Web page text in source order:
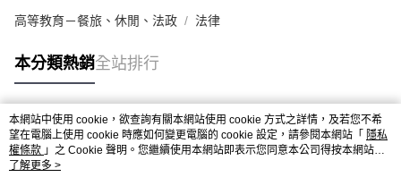
高等教育－餐旅、休閒、法政 法律
本分類熱銷全站排行
熱門標籤
本網站中使用 cookie，欲查詢有關本網站使用 cookie 方式之詳情，及若您不希
望在電腦上使用 cookie 時應如何變更電腦的 cookie 設定，請參閱本網站「 隱私
權條款 」之 Cookie 聲明。您繼續使用本網站即表示您同意本公司得按本網站使
用條款之 Cookie 聲明使用 cookie。
了解更多 >